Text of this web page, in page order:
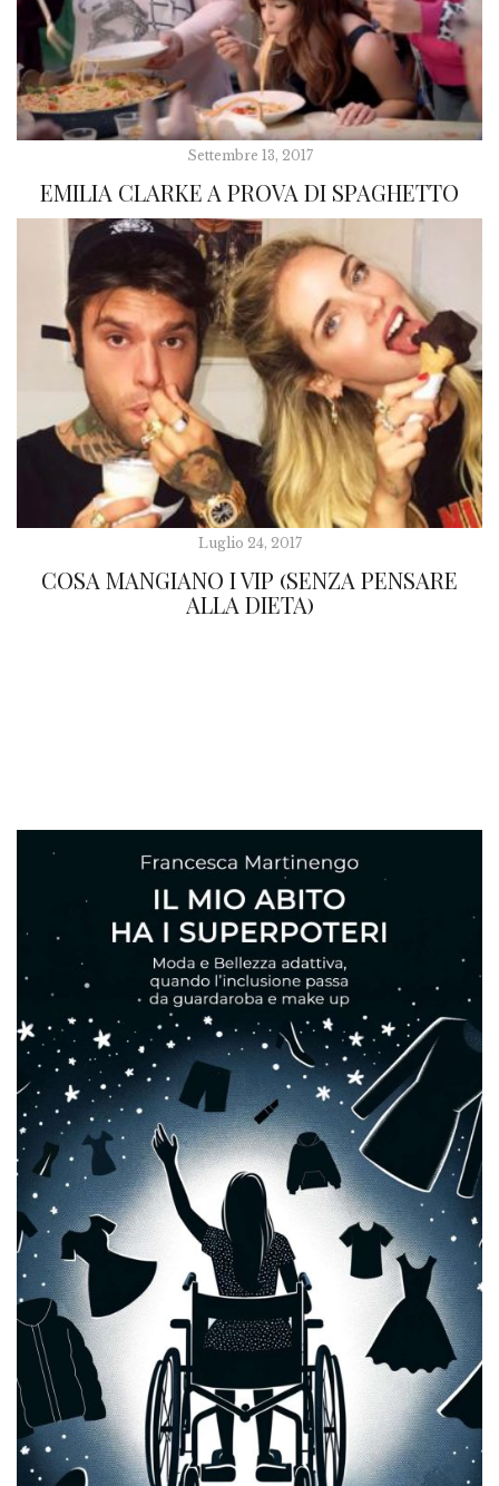
Settembre 13, 2017
EMILIA CLARKE A PROVA DI SPAGHETTO
Luglio 24, 2017
COSA MANGIANO I VIP (SENZA PENSARE
ALLA DIETA)